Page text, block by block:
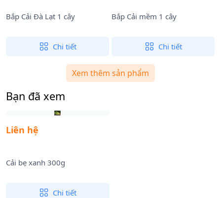
Bắp Cải Đà Lạt 1 cây
Chi tiết
Bắp Cải mềm 1 cây
Chi tiết
Xem thêm sản phẩm
Bạn đã xem
Liên hệ
Cải bẹ xanh 300g
Chi tiết